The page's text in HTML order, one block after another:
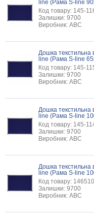
line (Рама S-line
Код товару: 145-
Залишки: 9700
Виробник: ABC
Дошка текстильна
line (Рама S-line
Код товару: 145-
Залишки: 9700
Виробник: ABC
Дошка текстильна
line (Рама S-line
Код товару: 145-
Залишки: 9700
Виробник: ABC
Дошка текстильна
line (Рама S-line
Код товару: 146510
Залишки: 9700
Виробник: ABC